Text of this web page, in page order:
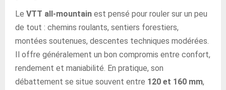
Le VTT all-mountain est pensé pour rouler sur un peu
de tout : chemins roulants, sentiers forestiers,
montées soutenues, descentes techniques modérées.
Il offre généralement un bon compromis entre confort,
rendement et maniabilité. En pratique, son
débattement se situe souvent entre 120 et 160 mm,